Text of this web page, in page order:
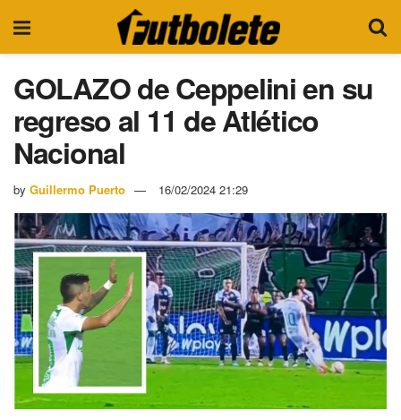
GOLAZO de Ceppelini en su
regreso al 11 de Atlético
Nacional
by Guillermo Puerto 16/02/2024 21:29